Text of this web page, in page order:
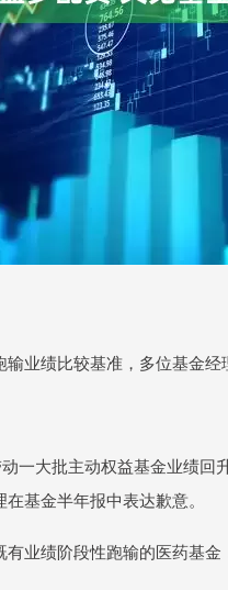
输业绩比较基准，多位基金经
一大批主动权益基金业绩
基金半年报中表达歉意。
业绩阶段性跑输的医药基金